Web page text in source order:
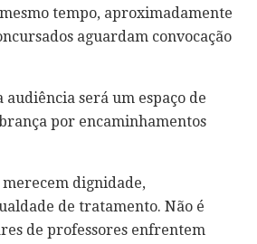
tempo, aproximadamente
aguardam convocação
audiência será um espaço de
por encaminhamentos
merecem dignidade,
de tratamento. Não é
de professores enfrentem